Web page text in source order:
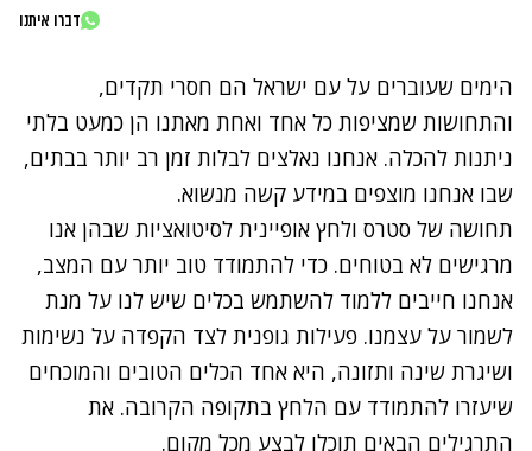
דברו איתנו
הימים שעוברים על עם ישראל הם חסרי תקדים,
והתחושות שמציפות כל אחד ואחת מאתנו הן כמעט בלתי
ניתנות להכלה. אנחנו נאלצים לבלות זמן רב יותר בבתים,
שבו אנחנו מוצפים במידע קשה מנשוא.
תחושה של סטרס ולחץ אופיינית לסיטואציות שבהן אנו
מרגישים לא בטוחים. כדי להתמודד טוב יותר עם המצב,
אנחנו חייבים ללמוד להשתמש בכלים שיש לנו על מנת
לשמור על עצמנו. פעילות גופנית לצד הקפדה על נשימות
ושיגרת שינה ותזונה, היא אחד הכלים הטובים והמוכחים
שיעזרו להתמודד עם הלחץ בתקופה הקרובה. את
התרגילים הבאים תוכלו לבצע מכל מקום.